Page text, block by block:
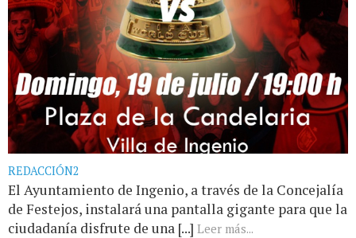
REDACCIÓN2
El Ayuntamiento de Ingenio, a través de la Concejalía
de Festejos, instalará una pantalla gigante para que la
ciudadanía disfrute de una [...] Leer más...